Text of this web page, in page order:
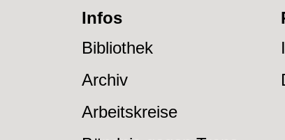
Infos
Bibliothek
Archiv
Arbeitskreise